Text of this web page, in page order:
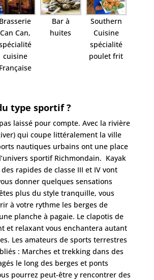
Brasserie
Can Can,
cuisine
Française
Bar à
huites
Southern
Cuisine
spécialité
poulet frit
type sportif ?
laissé pour compte. Avec la rivière
qui coupe littéralement la ville
nautiques urbainsont une place
sportif Richmondain. Kayak
rapides de classe III et IV vont
donner quelques sensations
plus du style tranquille, vous
à votre rythme les berges de
planche à pagaie. Le clapotis de
et relaxant vous enchantera autant
Les amateurs de sports terrestres
: Marches et trekking dans des
le long des berges et ponts
pourrez peut-être y rencontrer des